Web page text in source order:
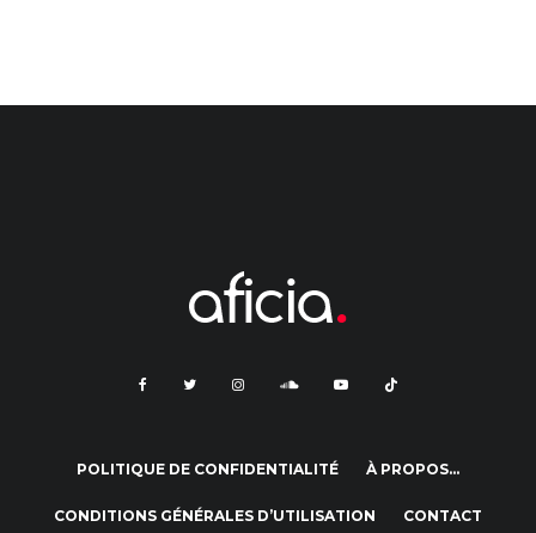
POLITIQUE DE CONFIDENTIALITÉ À PROPOS…
CONDITIONS GÉNÉRALES D’UTILISATION CONTACT